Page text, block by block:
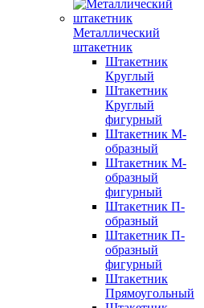
Металлический
штакетник
Штакетник
Круглый
Штакетник
Круглый
фигурный
Штакетник М-
образный
Штакетник М-
образный
фигурный
Штакетник П-
образный
Штакетник П-
образный
фигурный
Штакетник
Прямоугольный